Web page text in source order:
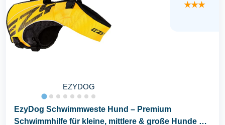
EZYDOG
★★★
EzyDog Schwimmweste Hund – Premium
Schwimmhilfe für kleine, mittlere & große Hunde –